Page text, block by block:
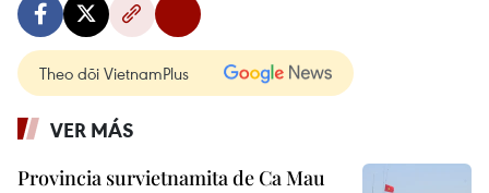
Theo dõi VietnamPlus
VER MÁS
Provincia survietnamita de Ca Mau